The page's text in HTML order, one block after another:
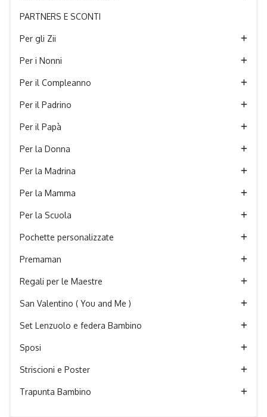
PARTNERS E SCONTI
Per gli Zii
Per i Nonni
Per il Compleanno
Per il Padrino
Per il Papà
Per la Donna
Per la Madrina
Per la Mamma
Per la Scuola
Pochette personalizzate
Premaman
Regali per le Maestre
San Valentino ( You and Me )
Set Lenzuolo e federa Bambino
Sposi
Striscioni e Poster
Trapunta Bambino